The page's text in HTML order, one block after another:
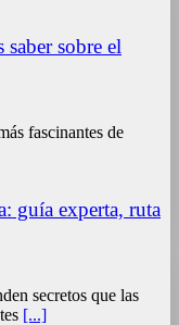
sobre el
fascinantes de
guía experta, ruta
secretos que las
[...]